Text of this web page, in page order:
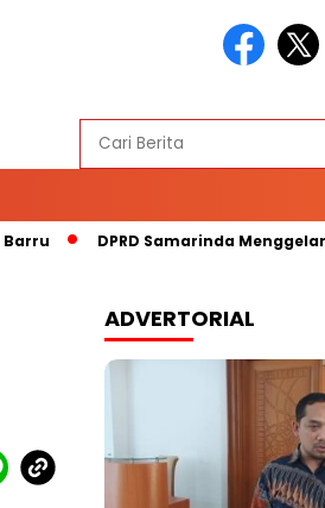
DPRD Samarinda Menggelar
ADVERTORIAL